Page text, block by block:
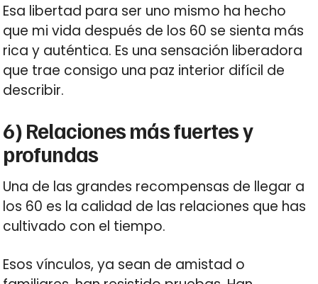
Esa libertad para ser uno mismo ha hecho
que mi vida después de los 60 se sienta más
rica y auténtica. Es una sensación liberadora
que trae consigo una paz interior difícil de
describir.
6) Relaciones más fuertes y
profundas
Una de las grandes recompensas de llegar a
los 60 es la calidad de las relaciones que has
cultivado con el tiempo.
Esos vínculos, ya sean de amistad o